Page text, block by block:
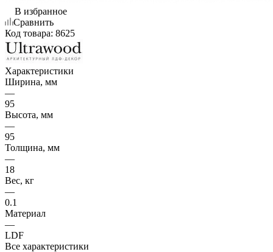
В избранное
Сравнить
Код товара: 8625
Характеристики
Ширина, мм
—
95
Высота, мм
—
95
Толщина, мм
—
18
Вес, кг
—
0.1
Материал
—
LDF
Все характеристики